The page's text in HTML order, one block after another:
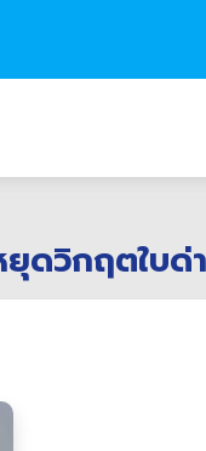
ยุดวิกฤตใบ